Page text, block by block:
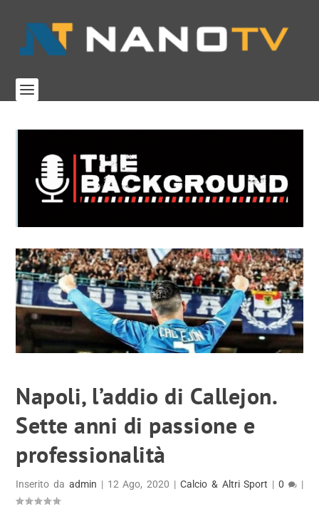
Napoli, l’addio di Callejon.
Sette anni di passione e
professionalità
Inserito daadmin | 12 Ago, 2020 | Calcio & Altri Sport | 0 |